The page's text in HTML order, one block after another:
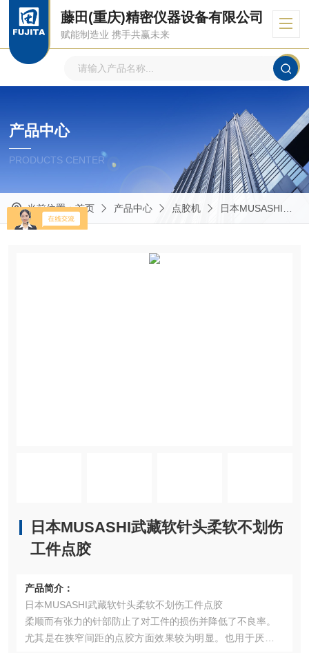
藤田(重庆)精密仪器设备有限公司
赋能制造业 携手共赢未来
产品中心
PRODUCTS CENTER
当前位置：首页 产品中心 点胶机 日本MUSASHI武藏点胶机
日本MUSASHI武藏软针头柔软不划伤
工件点胶
产品简介：
日本MUSASHI武藏软针头柔软不划伤工件点胶
柔顺而有张力的针部防止了对工件的损伤并降低了不良率。
尤其是在狭窄间距的点胶方面效果较为明显。也用于厌氧性